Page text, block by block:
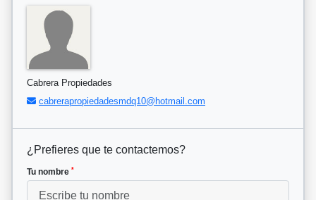
Cabrera Propiedades
cabrerapropiedadesmdq10@hotmail.com
¿Prefieres que te contactemos?
Tu nombre *